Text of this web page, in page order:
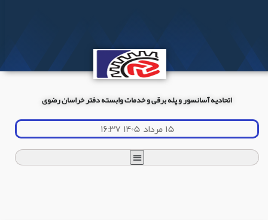
اتحادیه آسانسور و پله برقی و خدمات وابسته دفتر خراسان رضوی
۱۵ مرداد ۱۴۰۵ ۱۶:۳۷